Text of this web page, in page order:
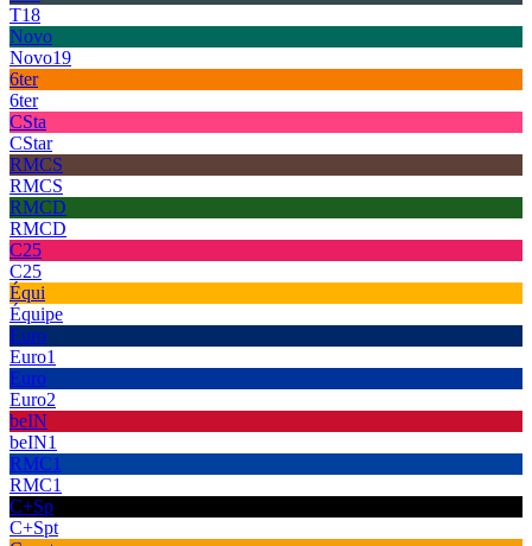
T18
Novo
Novo19
6ter
6ter
CSta
CStar
RMCS
RMCS
RMCD
RMCD
C25
C25
Équi
Équipe
Euro
Euro1
Euro
Euro2
beIN
beIN1
RMC1
RMC1
C+Sp
C+Spt